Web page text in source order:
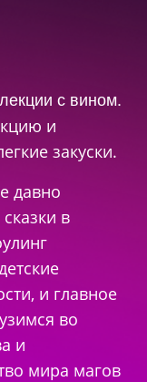
с вином.
и
закуски.
давно
в
и главное
во
и
мира магов